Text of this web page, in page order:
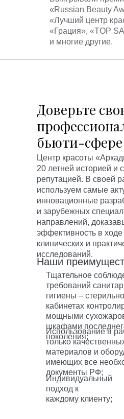
«Russian Beauty
«Лучший центр
«Грация», «TOP
и многие другие.
Доверьте
бьюти-сфере
Центр красоты
20 летней историей и
репутацией. В своей
используем самые
инновационные
и зарубежных
направлений,
эффективность в
клинических и
исследований.
Тщательное
требований
гигиены –
кабинетах
мощными
шкафами
поколения;
Наши
Использование в
только
материалов и
имеющих все
документы РФ;
Индивидуальный
подход к
каждому клиенту;